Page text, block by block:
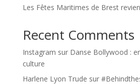
Les Fêtes Maritimes de Brest
Recent Comments
Instagram sur Danse Bollywood :
culture
Harlene Lyon Trude sur